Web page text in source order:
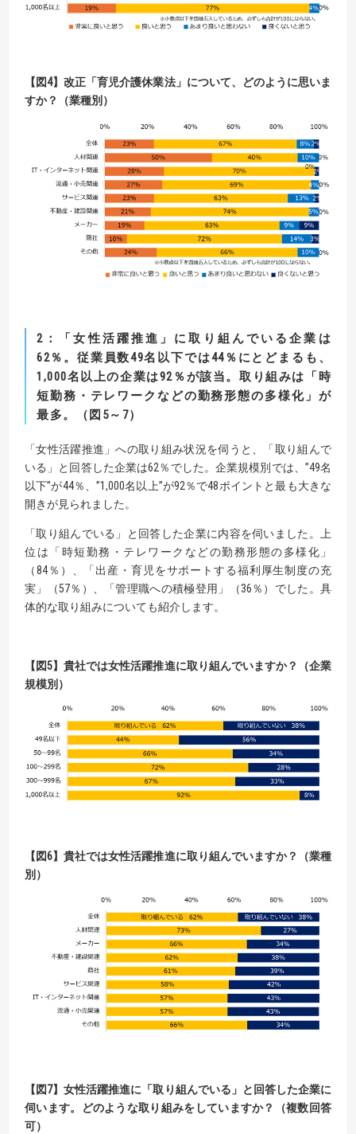
【 図4】改正「育児介護休業法」について、どのように思いま
すか？（業種別）
2 ：「女性活躍推進」に取り組んでいる企業は
62％。 従業員数49名以下では44 ％にとどまるも、
1,000名以上の企業は92 ％が該当。 取り組みは「時
短勤務・テレワークなどの勤務形態の多様化」が
最多。
（図 5～ 7）
「女性活躍推進」への取り組み状況を伺うと、「取り組んで
いる」と回答した企業は62％でした。企業規模別では、”49名
以下”が44％、”1,000名以上”が92％で48ポイントと最も大きな
開きが見られました。
「取り組んでいる」と回答した企業に内容を伺いました。上
位は「時短勤務・テレワークなどの勤務形態の多様化」
（84％）、「出産・育児をサポートする福利厚生制度の充
実」（57％）、「管理職への積極登用」（36％）でした。具
体的な取り組みについても紹介します。
【 図5】貴社では女性活躍推進に取り組んでいますか？（企業
規模別）
【 図6】貴社では女性活躍推進に取り組んでいますか？（業種
別）
【 図7】女性活躍推進に「取り組んでいる」と回答した企業に
伺います。
どのような取り組みをしていますか？（複数回答
可）